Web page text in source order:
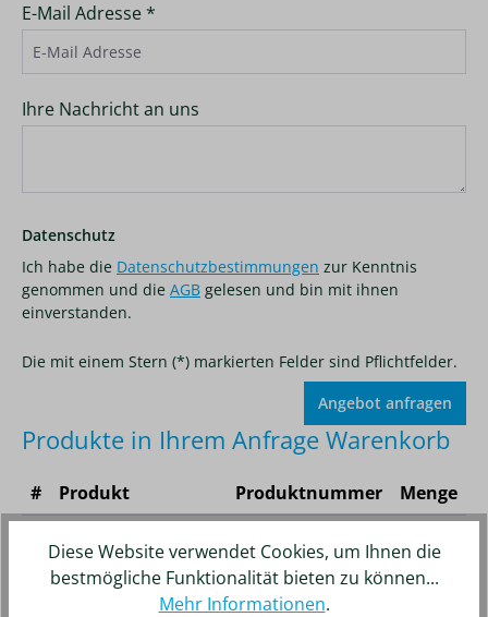
E-Mail Adresse *
Ihre Nachricht an uns
Datenschutz
Ich habe die Datenschutzbestimmungen zur Kenntnis
genommen und die AGB gelesen und bin mit ihnen
einverstanden.
Die mit einem Stern (*) markierten Felder sind Pflichtfelder.
Produkte in Ihrem Anfrage Warenkorb
# Produkt Produktnummer
Menge
Sitz 722 Stoff
matrix Heizung
Diese Website verwendet Cookies, um Ihnen die
bestmögliche Funktionalität bieten zu können...
Mehr Informationen.